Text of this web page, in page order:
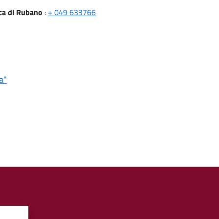
di Rubano : + 049 633766